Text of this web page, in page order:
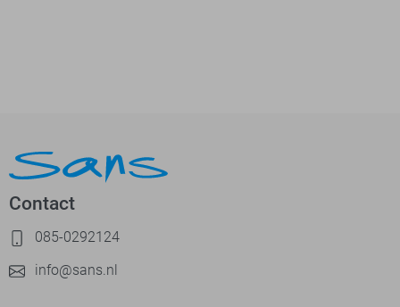
Contact
085-0292124
info@sans.nl